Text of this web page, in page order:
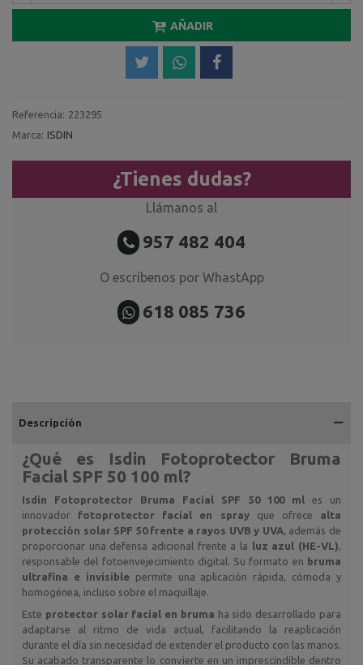
AÑADIR
Referencia: 223295
Marca: ISDIN
¿Tienes dudas?
Llámanos al
957 482 404
O escríbenos por WhastApp
618 085 736
Descripción
¿Qué es
Isdin Fotoprotector Bruma
Facial SPF 50 100 ml?
Isdin Fotoprotector Bruma Facial SPF 50 100 ml es un
innovador fotoprotector facial en sprayque ofrece alta
protección solar SPF 50 frente a rayos UVB y UVA , además de
proporcionar una defensa adicional frente a la luz azul (HE-VL)
responsable del fotoenvejecimiento digital. Su formato en bruma
ultrafina e invisiblepermite una aplicación rápida, cómoda y
homogénea, incluso sobre el maquillaje.
Este protector solar facial en bruma ha sido desarrollado para
adaptarse al ritmo de vida actual, facilitando la reaplicación
durante el día sin necesidad de extender el producto con las manos.
Su acabado transparente lo convierte en un imprescindible dentro